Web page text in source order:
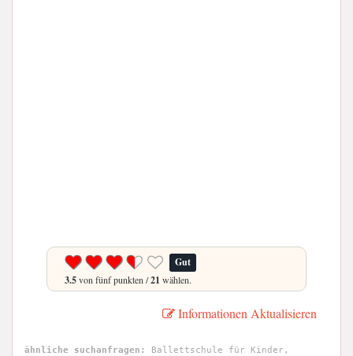
Gut
3.5von fünf punkten /21 wählen.
Informationen Aktualisieren
ähnliche suchanfragen:
Ballettschule für Kinder,